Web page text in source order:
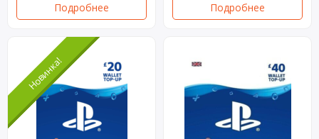
Подробнее Подробнее
Новинка!